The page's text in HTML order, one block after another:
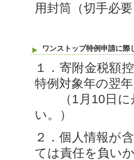
用封筒（切手必
ワンストップ特例申請に際
１．寄附金税額
特例対象年の翌
（1月10日に
い。）
２．個⼈情報が
ては責任を負い